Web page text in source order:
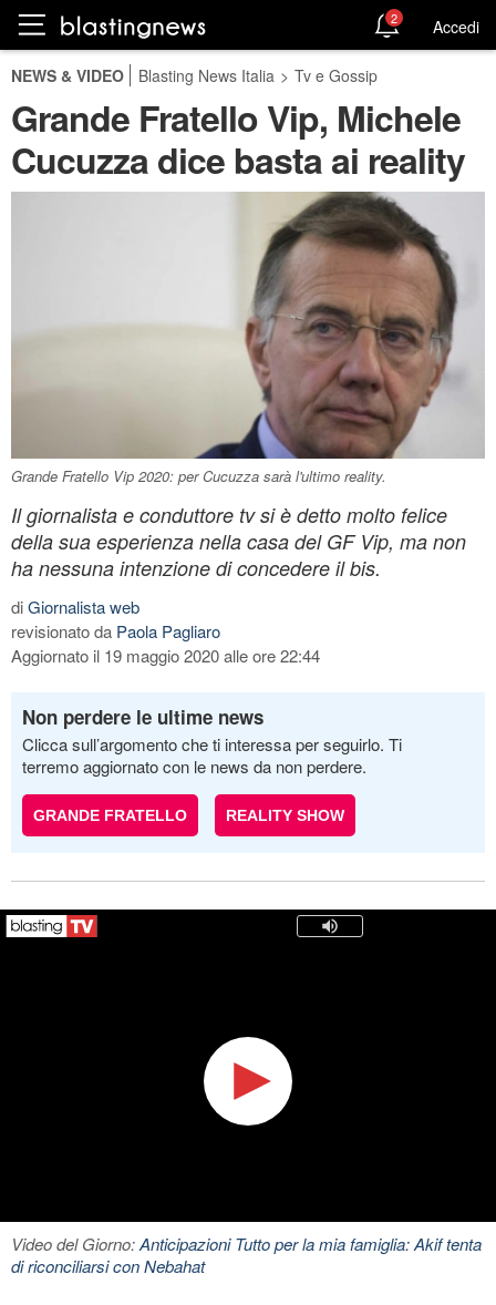
2 Accedi
NEWS & VIDEO Blasting News Italia > Tv e Gossip
Grande Fratello Vip, Michele
Cucuzza dice basta ai reality
Grande Fratello Vip 2020: per Cucuzza sarà l'ultimo reality.
Il giornalista e conduttore tv si è detto molto felice
della sua esperienza nella casa del GF Vip, ma non
ha nessuna intenzione di concedere il bis.
diGiornalista web
revisionato da Paola Pagliaro
Aggiornato il 19 maggio 2020 alle ore 22:44
Non perdere le ultime news
Clicca sull’argomento che ti interessa per seguirlo. Ti
terremo aggiornato con le news da non perdere.
GRANDE FRATELLO REALITY SHOW
Video del Giorno:Anticipazioni Tutto per la mia famiglia: Akif tenta
di riconciliarsi con Nebahat